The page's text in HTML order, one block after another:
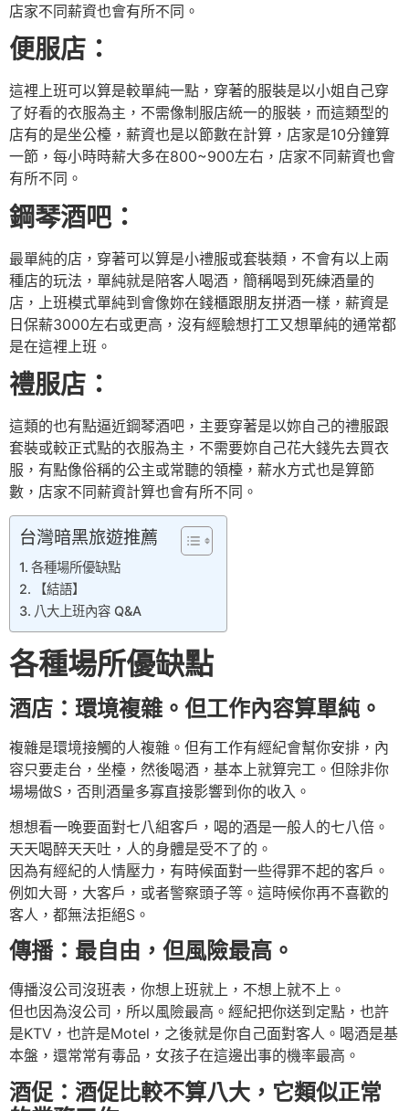
店家不同薪資也會有所不同。
便服店：
這裡上班可以算是較單純一點，穿著的服裝是以小姐自己穿
了好看的衣服為主，不需像制服店統一的服裝，而這類型的
店有的是坐公檯，薪資也是以節數在計算，店家是10分鐘算
一節，每小時時薪大多在800~900左右，店家不同薪資也會
有所不同。
鋼琴酒吧：
最單純的店，穿著可以算是小禮服或套裝類，不會有以上兩
種店的玩法，單純就是陪客人喝酒，簡稱喝到死練酒量的
店，上班模式單純到會像妳在錢櫃跟朋友拼酒一樣，薪資是
日保薪3000左右或更高，沒有經驗想打工又想單純的通常都
是在這裡上班。
禮服店：
這類的也有點逼近鋼琴酒吧，主要穿著是以妳自己的禮服跟
套裝或較正式點的衣服為主，不需要妳自己花大錢先去買衣
服，有點像俗稱的公主或常聽的領檯，薪水方式也是算節
數，店家不同薪資計算也會有所不同。
台灣暗黑旅遊推薦
各種場所優缺點
【結語】
八大上班內容 Q&A
各種場所優缺點
酒店：環境複雜。但工作內容算單純。
複雜是環境接觸的人複雜。但有工作有經紀會幫你安排，內
容只要走台，坐檯，然後喝酒，基本上就算完工。但除非你
場場做S，否則酒量多寡直接影響到你的收入。
想想看一晚要面對七八組客戶，喝的酒是一般人的七八倍。
天天喝醉天天吐，人的身體是受不了的。
因為有經紀的人情壓力，有時候面對一些得罪不起的客戶。
例如大哥，大客戶，或者警察頭子等。這時候你再不喜歡的
客人，都無法拒絕S。
傳播：最自由，但風險最高。
傳播沒公司沒班表，你想上班就上，不想上就不上。
但也因為沒公司，所以風險最高。經紀把你送到定點，也許
是KTV，也許是Motel，之後就是你自己面對客人。喝酒是基
本盤，還常常有毒品，女孩子在這邊出事的機率最高。
酒促：酒促比較不算八大，它類似正常